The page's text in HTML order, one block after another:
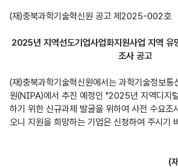
(재)충북과학기술혁신원 공고 제2025-002호
2025년 지역선도기업사업화지원사업 지역 유
조사 공고
(재)충북과학기술혁신원에서는 과학기술정보통
원(NIPA)에서 추진 예정인 "2025년 지역디지
하기 위한 신규과제 발굴을 위하여 사전 수요조
오니 지원을 희망하는 기업은 신청하여 주시기
(